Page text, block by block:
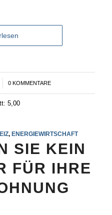
0 KOMMENTARE
5,00
, ENERGIEWIRTSCHAFT
SIE KEIN
FÜR IHRE